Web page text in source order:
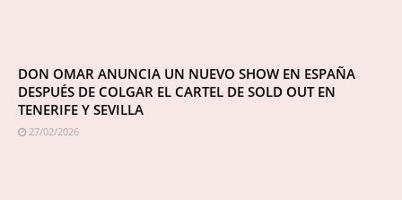
DON OMAR ANUNCIA UN NUEVO SHOW EN ESPAÑA
DESPUÉS DE COLGAR EL CARTEL DE SOLD OUT EN
TENERIFE Y SEVILLA
27/02/2026